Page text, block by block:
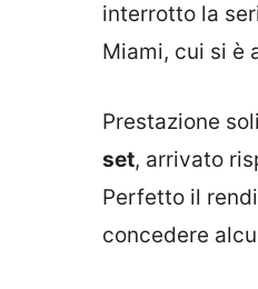
interrotto la
Miami, cui si è
Prestazione
set, arrivato
Perfetto il
concedere